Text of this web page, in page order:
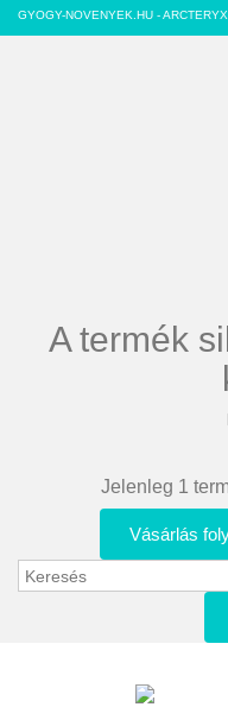
GYOGY-NOVENYEK.HU - ARCTERYX
A termék
Jelenleg 1
Vásárlás